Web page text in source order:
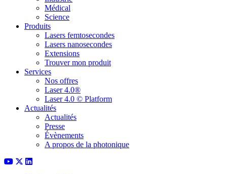
Médical
Science
Produits
Lasers femtosecondes
Lasers nanosecondes
Extensions
Trouver mon produit
Services
Nos offres
Laser 4.0®
Laser 4.0 © Platform
Actualités
Actualités
Presse
Évènements
A propos de la photonique